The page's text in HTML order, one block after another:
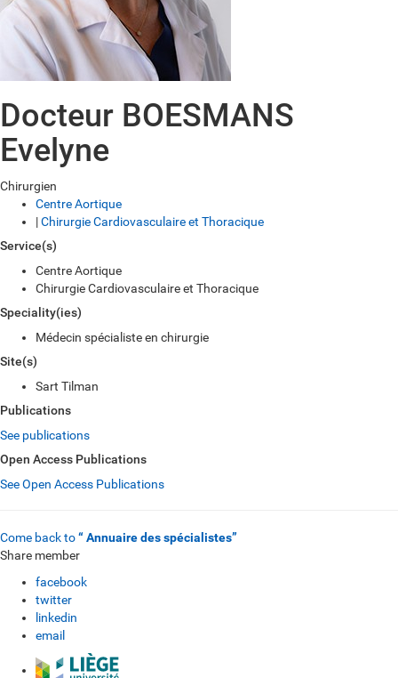
Docteur BOESMANS
Evelyne
Chirurgien
Centre Aortique
|Chirurgie Cardiovasculaire et Thoracique
Service(s)
Centre Aortique
Chirurgie Cardiovasculaire et Thoracique
Speciality(ies)
Médecin spécialiste en chirurgie
Site(s)
Sart Tilman
Publications
See publications
Open Access Publications
See Open Access Publications
Come back to“ Annuaire des spécialistes”
Share member
facebook
twitter
linkedin
email